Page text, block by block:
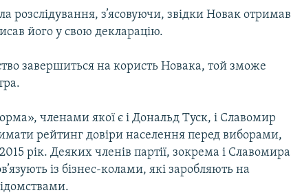
розслідування, з’ясовуючи, звідки Новак отримав
його у свою декларацію.
завершиться на користь Новака, той зможе
членами якої є і Дональд Туск, і Славомир
рейтинг довіри населення перед виборами,
рік. Деяких членів партії, зокрема і Славомира
із бізнес-колами, які заробляють на